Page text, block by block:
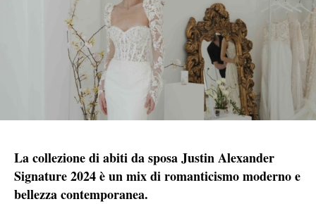
La collezione di abiti da sposa Justin Alexander
Signature 2024 è un mix di romanticismo moderno e
bellezza contemporanea.